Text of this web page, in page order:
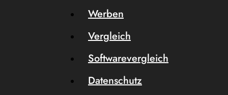
Werben
Vergleich
Softwarevergleich
Datenschutz